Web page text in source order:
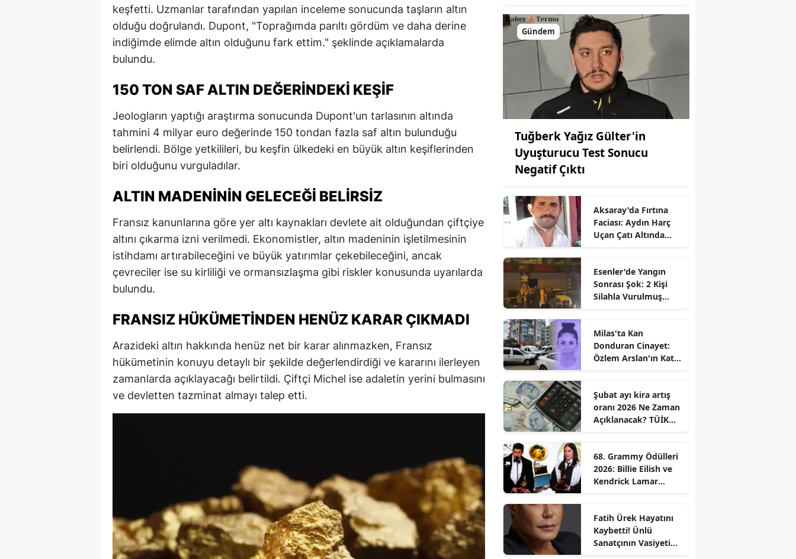
keşfetti. Uzmanlar tarafından yapılan inceleme sonucunda taşların altın
olduğu doğrulandı. Dupont, "Toprağımda parıltı gördüm ve daha derine
indiğimde elimde altın olduğunu fark ettim." şeklinde açıklamalarda
bulundu.
150 TON SAF ALTIN DEĞERINDEKI KEŞIF
Jeologların yaptığı araştırma sonucunda Dupont'un tarlasının altında
tahmini 4 milyar euro değerinde 150 tondan fazla saf altın bulunduğu
belirlendi. Bölge yetkilileri, bu keşfin ülkedeki en büyük altın keşiflerinden
biri olduğunu vurguladılar.
ALTIN MADENININ GELECEĞI BELIRSIZ
Fransız kanunlarına göre yer altı kaynakları devlete ait olduğundan çiftçiye
altını çıkarma izni verilmedi. Ekonomistler, altın madeninin işletilmesinin
istihdamı artırabileceğini ve büyük yatırımlar çekebileceğini, ancak
çevreciler ise su kirliliği ve ormansızlaşma gibi riskler konusunda uyarılarda
bulundu.
FRANSIZ HÜKÜMETINDEN HENÜZ KARAR ÇIKMADI
Arazideki altın hakkında henüz net bir karar alınmazken, Fransız
hükümetinin konuyu detaylı bir şekilde değerlendirdiği ve kararını ilerleyen
zamanlarda açıklayacağı belirtildi. Çiftçi Michel ise adaletin yerini bulmasını
ve devletten tazminat almayı talep etti.
Gündem
Tuğberk Yağız Gülter'in
Uyuşturucu Test Sonucu
Negatif Çıktı
Aksaray'da Fırtına
Faciası: Aydın Harç
Uçan Çatı Altında
Esenler'de Yangın
Sonrası Şok: 2 Kişi
Silahla Vurulmuş
Milas'ta Kan
Donduran Cinayet:
Özlem Arslan'ın Katili
Şubat ayı kira artış
oranı 2026 Ne Zaman
Açıklanacak? TÜİK
68. Grammy Ödülleri
2026: Billie Eilish ve
Kendrick Lamar
Fatih Ürek Hayatını
Kaybetti! Ünlü
Sanatçının Vasiyeti